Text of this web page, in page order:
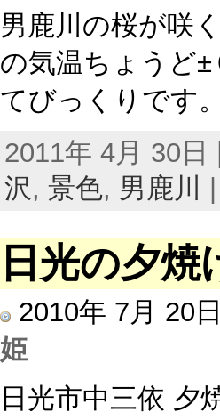
男鹿川の桜が咲
の気温ちょうど
てびっくりです
2011年 4月 30
沢 , 景色, 男鹿川
日光の夕焼
2010年 7月 20
姫
日光市中三依 夕